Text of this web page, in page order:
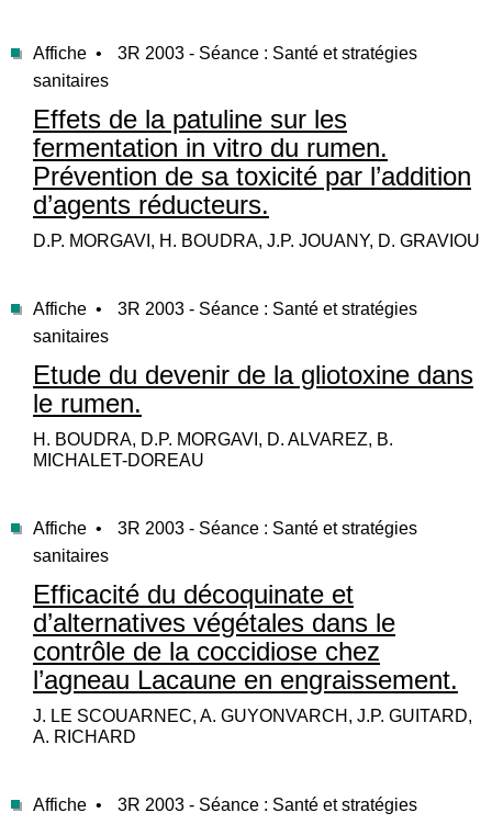
Affiche •
3R 2003 - Séance : Santé et stratégies
sanitaires
Effets de la patuline sur les
fermentation in vitro du rumen.
Prévention de sa toxicité par l’addition
d’agents réducteurs.
D.P. MORGAVI, H. BOUDRA, J.P. JOUANY, D. GRAVIOU
Affiche •
3R 2003 - Séance : Santé et stratégies
sanitaires
Etude du devenir de la gliotoxine dans
le rumen.
H. BOUDRA, D.P. MORGAVI, D. ALVAREZ, B.
MICHALET-DOREAU
Affiche •
3R 2003 - Séance : Santé et stratégies
sanitaires
Efficacité du décoquinate et
d’alternatives végétales dans le
contrôle de la coccidiose chez
l’agneau Lacaune en engraissement.
J. LE SCOUARNEC, A. GUYONVARCH, J.P. GUITARD,
A. RICHARD
Affiche •
3R 2003 - Séance : Santé et stratégies